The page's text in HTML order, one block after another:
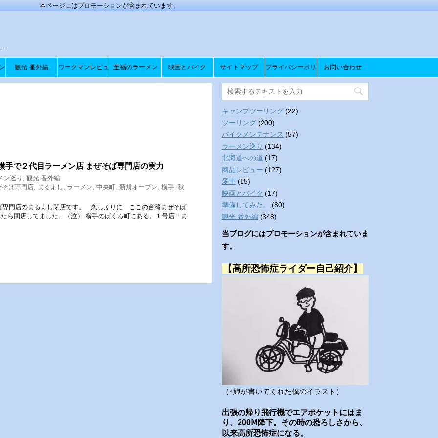
本ページにはプロモーションが含まれています。
観光 番外編 ワークマンレビュ 至福のラーメン 映画とバイク サイトマップ プライバシーポリ
シー
お問い合わせ
手で２代目ラーメン店 まぜそば専門店の実力
ン巡り , 観光 番外編
そば専門店, まるよし , ラーメン, 中央町, 新規オープン, 横手, 秋
門店のまるよし閉店です。 久しぶりに ここの台湾まぜそば
ら閉店してました。（泣） 横手のばくろ町にある、１号店「ま
キャンプツーリング (22)
ツーリング (200)
バイクメンテナンス (57)
ラーメン巡り (134)
北海道への道 (17)
商品レビュー (127)
愛車 (15)
映画とバイク (17)
準備してみた。
(80)
観光 番外編 (348)
当ブログにはプロモーションが含まれていま
す。
【高所恐怖症ライダー自己紹介】
（↑娘が書いてくれた僕のイラスト）
出張の帰り飛行機でエアポケットにはま
り、200Ⅿ降下。その時の恐ろしさから、
以来高所恐怖症になる。